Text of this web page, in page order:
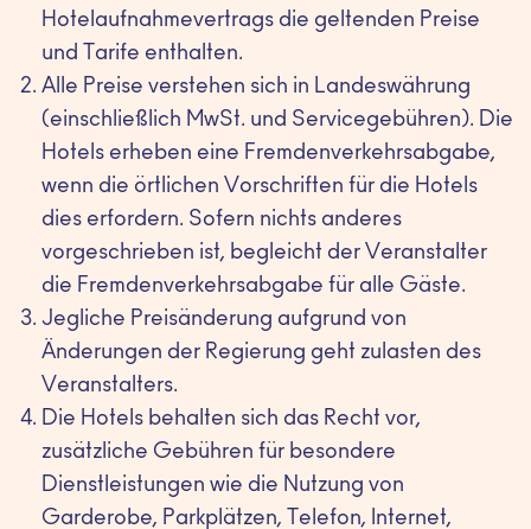
Hotelaufnahmevertrags die geltenden Preise
und Tarife enthalten.
Alle Preise verstehen sich in Landeswährung
(einschließlich MwSt. und Servicegebühren). Die
Hotels erheben eine Fremdenverkehrsabgabe,
wenn die örtlichen Vorschriften für die Hotels
dies erfordern. Sofern nichts anderes
vorgeschrieben ist, begleicht der Veranstalter
die Fremdenverkehrsabgabe für alle Gäste.
Jegliche Preisänderung aufgrund von
Änderungen der Regierung geht zulasten des
Veranstalters.
Die Hotels behalten sich das Recht vor,
zusätzliche Gebühren für besondere
Dienstleistungen wie die Nutzung von
Garderobe, Parkplätzen, Telefon, Internet,